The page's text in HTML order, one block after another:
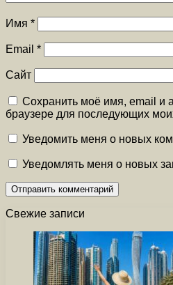
Имя *
Email *
Сайт
Сохранить моё имя, email и
браузере для последующих
Уведомить меня о новых
Уведомлять меня о новых
Свежие записи